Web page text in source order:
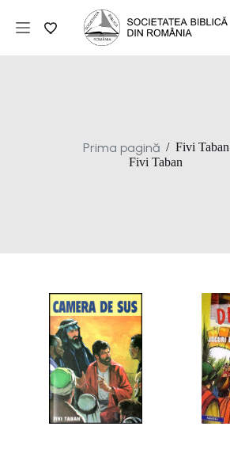
conținut
Prima pagină / Fivi Taban
Fivi Taban